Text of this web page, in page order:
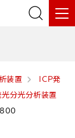
装置
ICP発
分光分析装置